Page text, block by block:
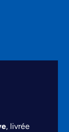
, livrée